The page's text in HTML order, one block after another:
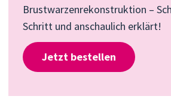
Brustwarzenrekonstruktion –
Schritt und anschaulich erklärt!
Jetzt bestellen